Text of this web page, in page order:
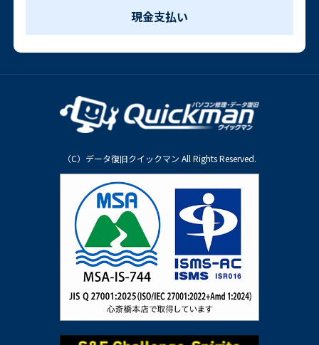
現金支払い
（C）データ復旧クイックマン All Rights Reserved.